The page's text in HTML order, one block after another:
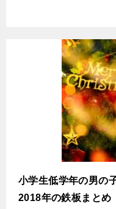
小学生低学年の男の
2018年の鉄板まとめ